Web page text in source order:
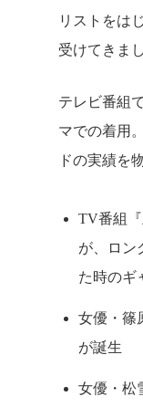
リストをは
受けてきま
テレビ番組
マでの着用
ドの実績を
TV番組
が、ロン
た時のギ
女優・篠
が誕生
女優・松